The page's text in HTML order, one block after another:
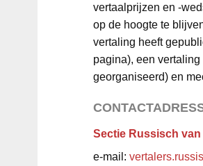
vertaalprijzen en -
op de hoogte te
vertaling heeft
pagina), een
georganiseerd) en
Sectie Russisch van
e-mail: